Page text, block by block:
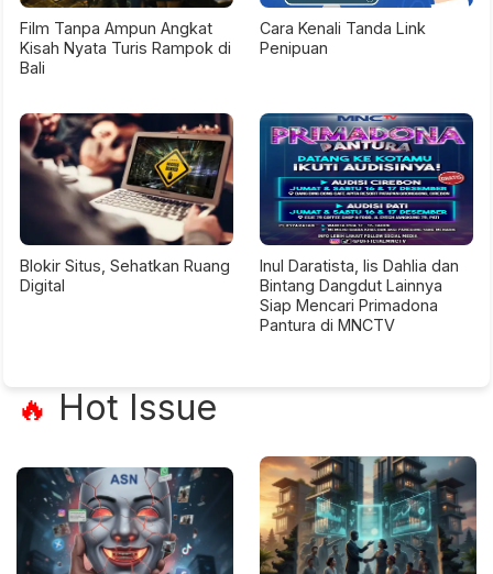
Film Tanpa Ampun Angkat
Kisah Nyata Turis Rampok di
Bali
Cara Kenali Tanda Link
Penipuan
Blokir Situs, Sehatkan Ruang
Digital
Inul Daratista, Iis Dahlia dan
Bintang Dangdut Lainnya
Siap Mencari Primadona
Pantura di MNCTV
🔥 Hot Issue